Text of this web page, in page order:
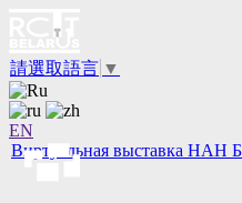
請選取語言 ▼
EN
Виртуальная выставка НАН